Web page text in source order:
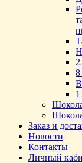
8
Заказ и
Новости
Контакты
Личный